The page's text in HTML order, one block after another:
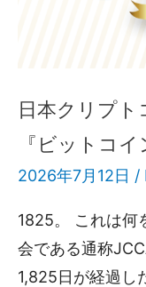
日本クリプト
『ビットコ
2026年7月12日 /
1825。 これは何
会である通称
1,825日が経過し